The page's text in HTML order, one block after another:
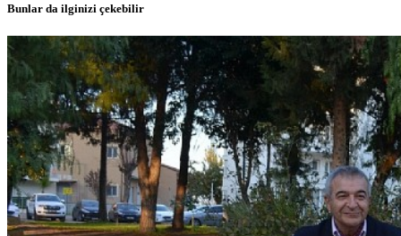
Bunlar da ilginizi çekebilir